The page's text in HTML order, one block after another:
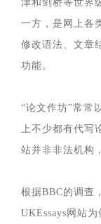
津和剑桥等世界
一方，是网上各
修改语法、文章
功能。
“论文作坊”常常
上不少都有代写
站并非非法机构
根据BBC的调查
UKEssays网站